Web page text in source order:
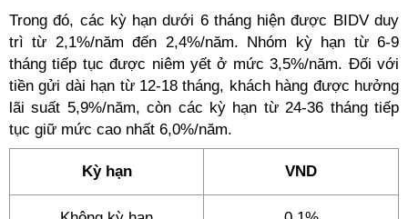
Trong đó, các kỳ hạn dưới 6 tháng hiện được BIDV duy
trì từ 2,1%/năm đến 2,4%/năm. Nhóm kỳ hạn từ 6-9
tháng tiếp tục được niêm yết ở mức 3,5%/năm. Đối với
tiền gửi dài hạn từ 12-18 tháng, khách hàng được hưởng
lãi suất 5,9%/năm, còn các kỳ hạn từ 24-36 tháng tiếp
tục giữ mức cao nhất 6,0%/năm.
Kỳ hạn VND